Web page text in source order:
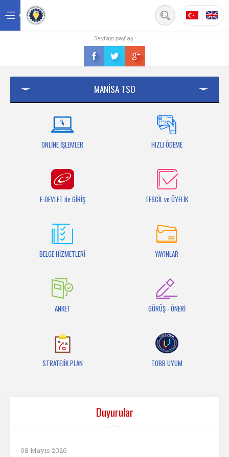
Üyelik
Bilgi Bankası
Sayfayı paylaş :
MANİSA TSO
ONLİNE İŞLEMLER HIZLI ÖDEME
E-DEVLET ile GİRİŞ TESCİL ve ÜYELİK
BELGE HİZMETLERİ YAYINLAR
ANKET GÖRÜŞ - ÖNERİ
STRATEJİK PLAN TOBB UYUM
Duyurular
08 Mayıs 2026